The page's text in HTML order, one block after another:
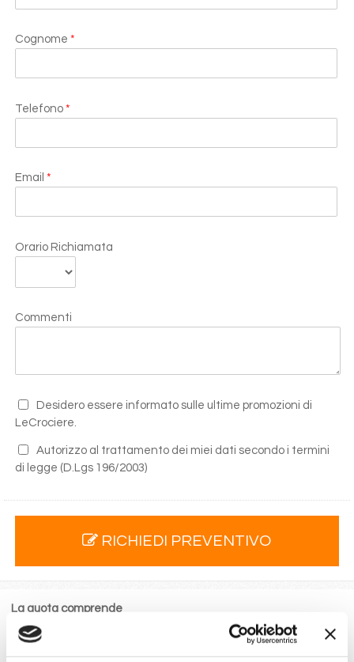
Cognome *
Telefono *
Email *
Orario Richiamata
Commenti
Desidero essere informato sulle ultime promozioni di
LeCrociere.
Autorizzo al trattamento dei miei dati secondo i termini
di legge (D.Lgs 196/2003)
RICHIEDI PREVENTIVO
La quota comprende
La sistemazione nella cabina prescelta dotata di ogni
comfort: servizi privati, aria condizionata, telefono, TV